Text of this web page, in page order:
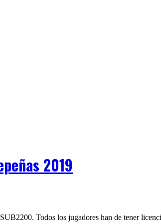
2019
Todos los jugadores han de tener